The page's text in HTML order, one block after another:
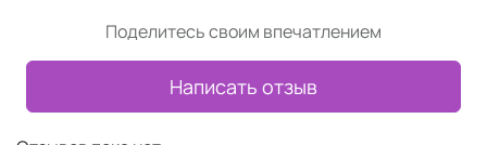
Поделитесь своим впечатлением
Написать отзыв